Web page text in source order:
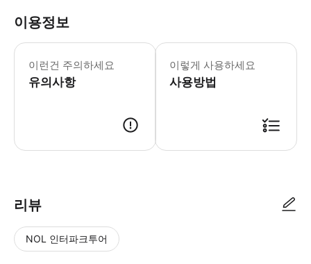
이용정보
이런건 주의하세요
유의사항
▶ 꼭 알아두세요 * 바가 있으며, 기내
이렇게 사용하세요
사용방법
리뷰
NOL 인터파크투어